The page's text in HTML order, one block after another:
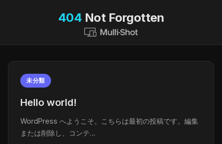
404 Not Forgotten
未分類
Hello world!
WordPress へようこそ。こちらは最初の投稿です。編集
または削除し、コンテ…